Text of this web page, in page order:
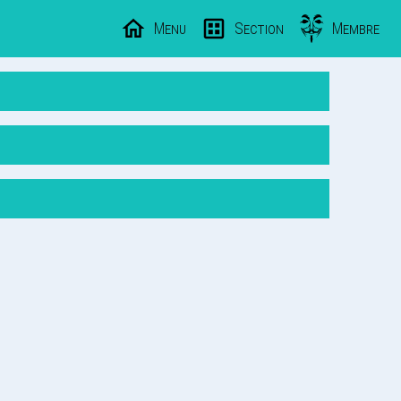
Menu Section Membre